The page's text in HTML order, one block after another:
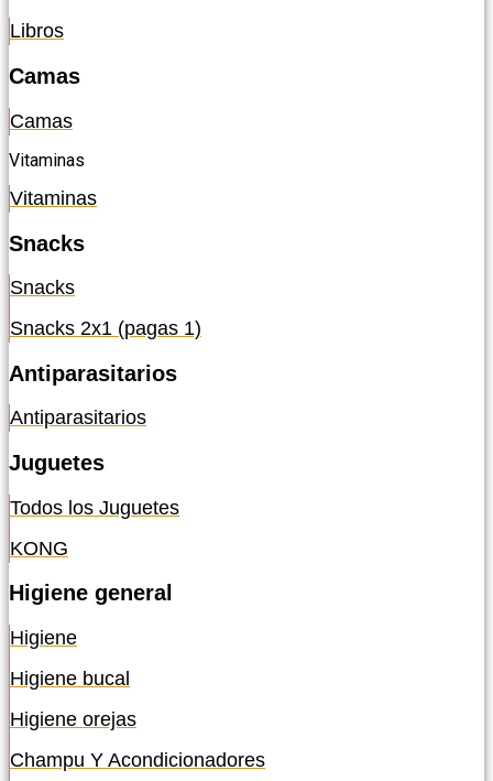
Libros
Camas
Camas
Vitaminas
Vitaminas
Snacks
Snacks
Snacks 2x1 (pagas 1)
Antiparasitarios
Antiparasitarios
Juguetes
Todos los Juguetes
KONG
Higiene general
Higiene
Higiene bucal
Higiene orejas
Champu Y Acondicionadores